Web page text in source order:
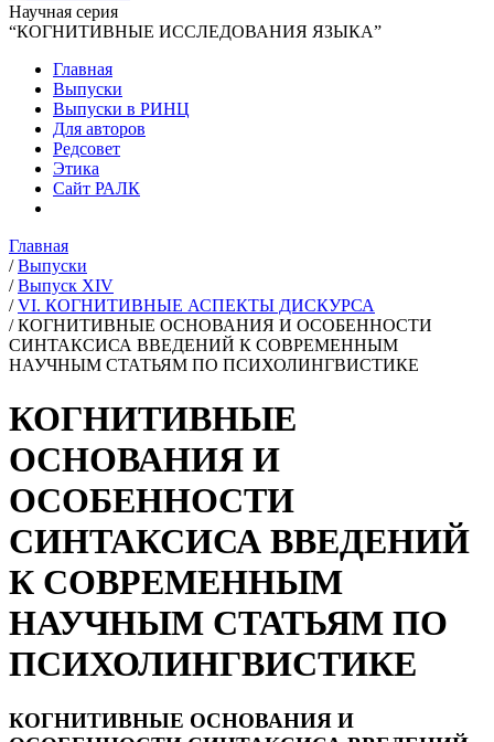
Научная серия
“КОГНИТИВНЫЕ ИССЛЕДОВАНИЯ ЯЗЫКА”
Главная
Выпуски
Выпуски в РИНЦ
Для авторов
Редсовет
Этика
Сайт РАЛК
Главная
/ Выпуски
/ Выпуск XIV
/ VI. КОГНИТИВНЫЕ АСПЕКТЫ ДИСКУРСА
/ КОГНИТИВНЫЕ ОСНОВАНИЯ И ОСОБЕННОСТИ
СИНТАКСИСА ВВЕДЕНИЙ К СОВРЕМЕННЫМ
НАУЧНЫМ СТАТЬЯМ ПО ПСИХОЛИНГВИСТИКЕ
КОГНИТИВНЫЕ
ОСНОВАНИЯ И
ОСОБЕННОСТИ
СИНТАКСИСА ВВЕДЕНИЙ
К СОВРЕМЕННЫМ
НАУЧНЫМ СТАТЬЯМ ПО
ПСИХОЛИНГВИСТИКЕ
КОГНИТИВНЫЕ ОСНОВАНИЯ И